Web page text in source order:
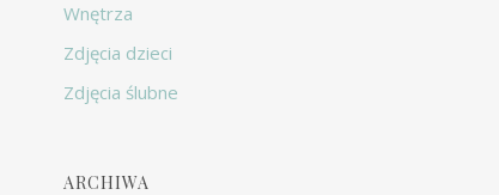
Wnętrza
Zdjęcia dzieci
Zdjęcia ślubne
ARCHIWA